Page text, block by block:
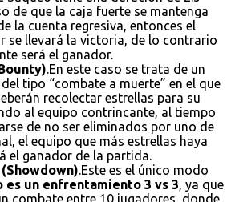
de que la caja fuerte se mantenga
la cuenta regresiva, entonces el
se llevará la victoria, de lo contrario
será el ganador.
.En este caso se trata de un
tipo “combate a muerte” en el que
recolectar estrellas para su
al equipo contrincante, al tiempo
de no ser eliminados por uno de
el equipo que más estrellas haya
el ganador de la partida.
.Este es el único modo
es un enfrentamiento 3 vs 3, ya que
combate entre 10 jugadores, donde